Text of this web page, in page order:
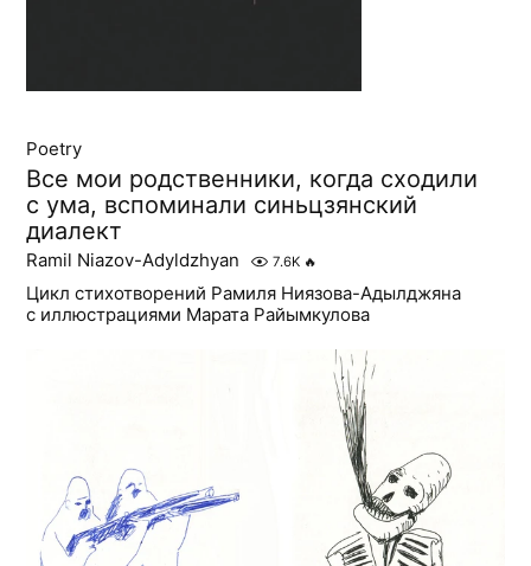
Poetry
Все мои родственники, когда сходили
с ума, вспоминали синьцзянский
диалект
Ramil Niazov-Adyldzhyan 7.6K 🔥
Цикл стихотворений Рамиля Ниязова-Адылджяна
с иллюстрациями Марата Райымкулова